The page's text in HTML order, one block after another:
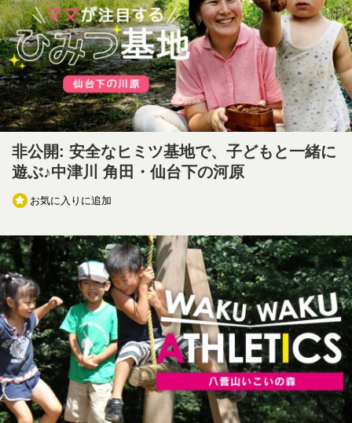
非公開: 安全なヒミツ基地で、子どもと一緒に
遊ぶ♪中津川 角田・仙台下の河原
お気に入りに追加